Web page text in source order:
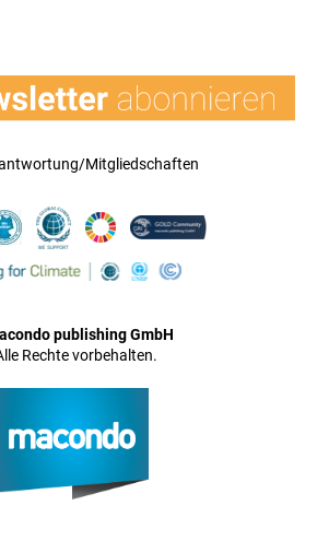
Mitgliedschaften
publishing GmbH
Rechte vorbehalten.